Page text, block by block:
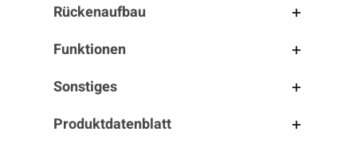
Rückenaufbau
Funktionen
Sonstiges
Produktdatenblatt